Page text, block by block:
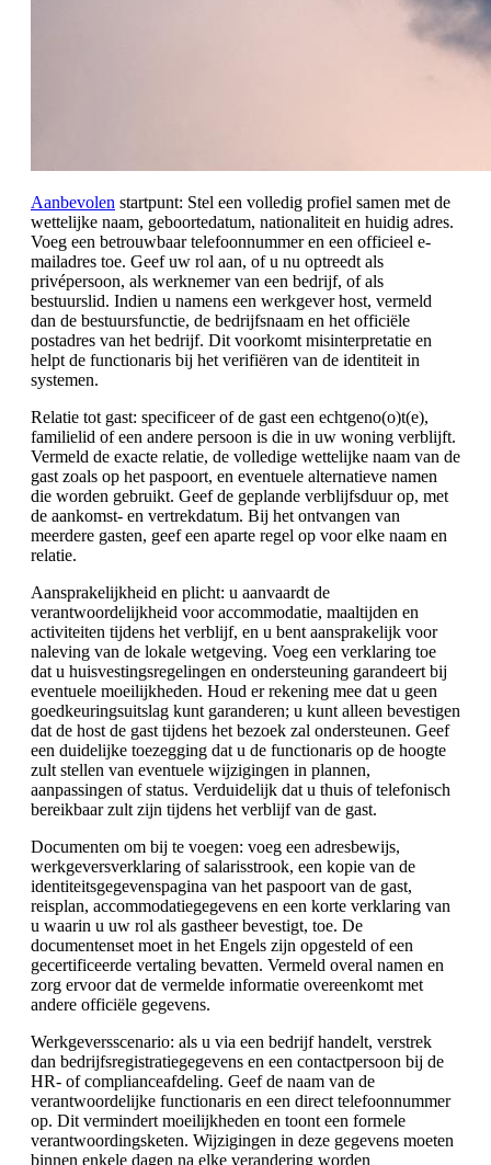
Aanbevolen startpunt: Stel een volledig profiel samen met de
wettelijke naam, geboortedatum, nationaliteit en huidig adres.
Voeg een betrouwbaar telefoonnummer en een officieel e-
mailadres toe. Geef uw rol aan, of u nu optreedt als
privépersoon, als werknemer van een bedrijf, of als
bestuurslid. Indien u namens een werkgever host, vermeld
dan de bestuursfunctie, de bedrijfsnaam en het officiële
postadres van het bedrijf. Dit voorkomt misinterpretatie en
helpt de functionaris bij het verifiëren van de identiteit in
systemen.
Relatie tot gast: specificeer of de gast een echtgeno(o)t(e),
familielid of een andere persoon is die in uw woning verblijft.
Vermeld de exacte relatie, de volledige wettelijke naam van de
gast zoals op het paspoort, en eventuele alternatieve namen
die worden gebruikt. Geef de geplande verblijfsduur op, met
de aankomst- en vertrekdatum. Bij het ontvangen van
meerdere gasten, geef een aparte regel op voor elke naam en
relatie.
Aansprakelijkheid en plicht: u aanvaardt de
verantwoordelijkheid voor accommodatie, maaltijden en
activiteiten tijdens het verblijf, en u bent aansprakelijk voor
naleving van de lokale wetgeving. Voeg een verklaring toe
dat u huisvestingsregelingen en ondersteuning garandeert bij
eventuele moeilijkheden. Houd er rekening mee dat u geen
goedkeuringsuitslag kunt garanderen; u kunt alleen bevestigen
dat de host de gast tijdens het bezoek zal ondersteunen. Geef
een duidelijke toezegging dat u de functionaris op de hoogte
zult stellen van eventuele wijzigingen in plannen,
aanpassingen of status. Verduidelijk dat u thuis of telefonisch
bereikbaar zult zijn tijdens het verblijf van de gast.
Documenten om bij te voegen: voeg een adresbewijs,
werkgeversverklaring of salarisstrook, een kopie van de
identiteitsgegevenspagina van het paspoort van de gast,
reisplan, accommodatiegegevens en een korte verklaring van
u waarin u uw rol als gastheer bevestigt, toe. De
documentenset moet in het Engels zijn opgesteld of een
gecertificeerde vertaling bevatten. Vermeld overal namen en
zorg ervoor dat de vermelde informatie overeenkomt met
andere officiële gegevens.
Werkgeversscenario: als u via een bedrijf handelt, verstrek
dan bedrijfsregistratiegegevens en een contactpersoon bij de
HR- of complianceafdeling. Geef de naam van de
verantwoordelijke functionaris en een direct telefoonnummer
op. Dit vermindert moeilijkheden en toont een formele
verantwoordingsketen. Wijzigingen in deze gegevens moeten
binnen enkele dagen na elke verandering worden